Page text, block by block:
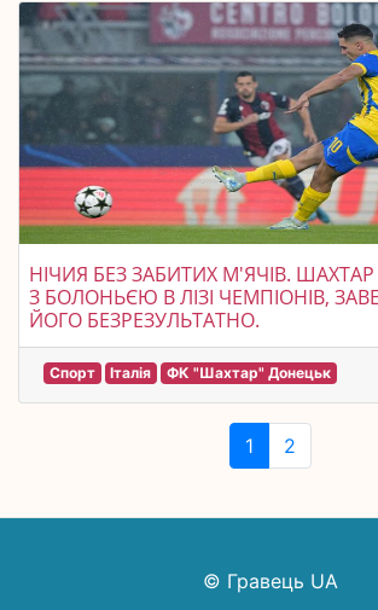
НІЧИЯ БЕЗ ЗАБИТИХ М'ЯЧІВ.
З БОЛОНЬЄЮ В ЛІЗІ ЧЕМПІОНІВ,
ЙОГО БЕЗРЕЗУЛЬТАТНО.
Спорт Італія ФК "Шахтар" Донецьк
1 2
© Гравець UA